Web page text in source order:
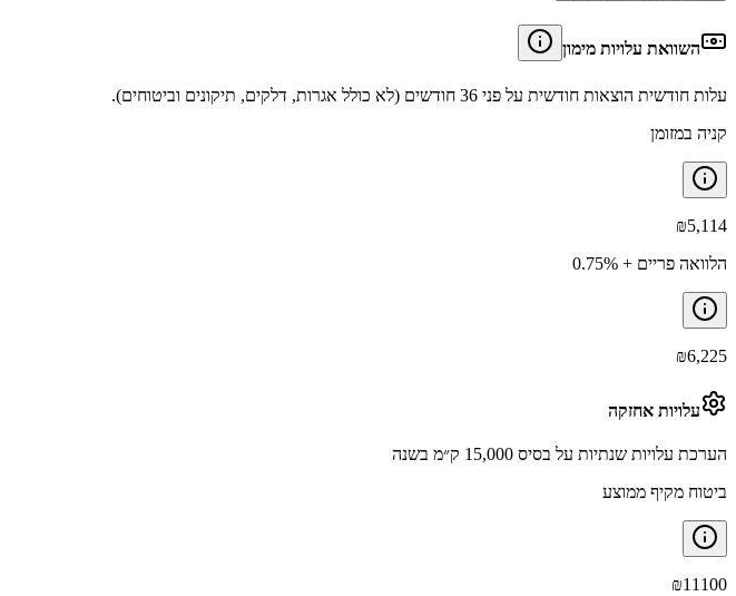
השוואת עלויות מימון
עלות חודשית הוצאות חודשית על פני 36 חודשים (לא כולל אגרות, דלקים, תיקונים וביטוחים).
קניה במזומן
₪5,114
הלוואה פריים + 0.75%
₪6,225
עלויות אחזקה
הערכת עלויות שנתיות על בסיס 15,000 ק״מ בשנה
ביטוח מקיף ממוצע
₪11100